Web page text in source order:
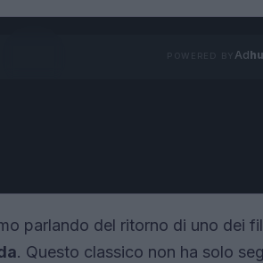
Ad
parlando del ritorno di uno dei
. Questo classico non ha solo